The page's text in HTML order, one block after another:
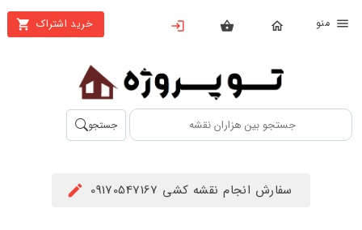
خرید اشتراک
بستن
محصولات
تهیه
اشتراک
جستجو
سفارش انجام نقشه کشی 09170547167